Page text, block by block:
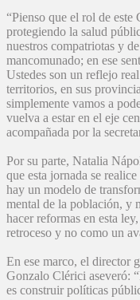
“Pienso que el rol de este
protegiendo la salud
nuestros compatriotas y
mancomunado; en ese
Ustedes son un reflejo
territorios, en sus
simplemente vamos a
vuelva a estar en el eje
acompañada por la
Por su parte, Natalia
que esta jornada se
hay un modelo de
mental de la población, y
hacer reformas en esta
retroceso y no como un
En ese marco, el director
Gonzalo Clérici aseveró:
es construir políticas